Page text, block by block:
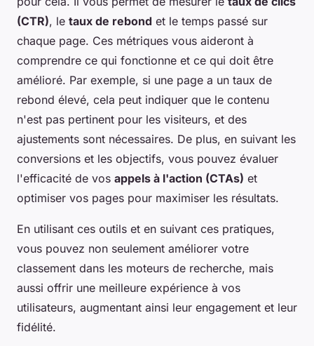
(CTR), le taux de rebond et le temps passé sur
chaque page. Ces métriques vous aideront à
comprendre ce qui fonctionne et ce qui doit être
amélioré. Par exemple, si une page a un taux de
rebond élevé, cela peut indiquer que le contenu
n'est pas pertinent pour les visiteurs, et des
ajustements sont nécessaires. De plus, en suivant les
conversions et les objectifs, vous pouvez évaluer
l'efficacité de vos appels à l'action (CTAs) et
optimiser vos pages pour maximiser les résultats.
En utilisant ces outils et en suivant ces pratiques,
vous pouvez non seulement améliorer votre
classement dans les moteurs de recherche, mais
aussi offrir une meilleure expérience à vos
utilisateurs, augmentant ainsi leur engagement et leur
fidélité.